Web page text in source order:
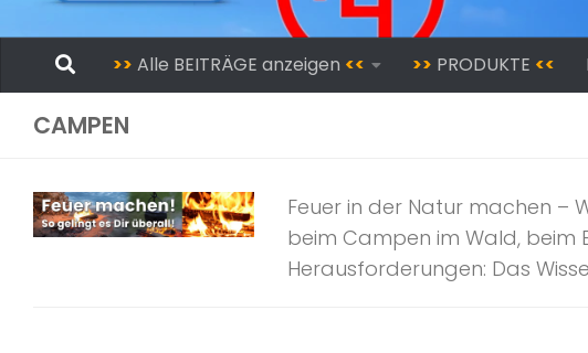
>> Alle BEITRÄGE anzeigen << >> PRODUKTE <<
CAMPEN
Feuer in der Natur machen –
beim Campen im Wald, beim
Herausforderungen: Das